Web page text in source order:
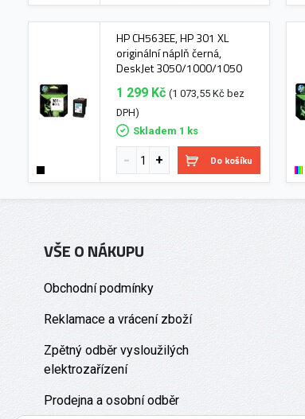
HP CH563EE, HP 301 XL
originální náplň černá,
DeskJet 3050/1000/1050
1 299 Kč (1 073,55 Kč bez
DPH)
Skladem 1 ks
Do košíku
VŠE O NÁKUPU
Obchodní podmínky
Reklamace a vrácení zboží
Zpětný odběr vysloužilých
elektrozařízení
Prodejna a osobní odběr